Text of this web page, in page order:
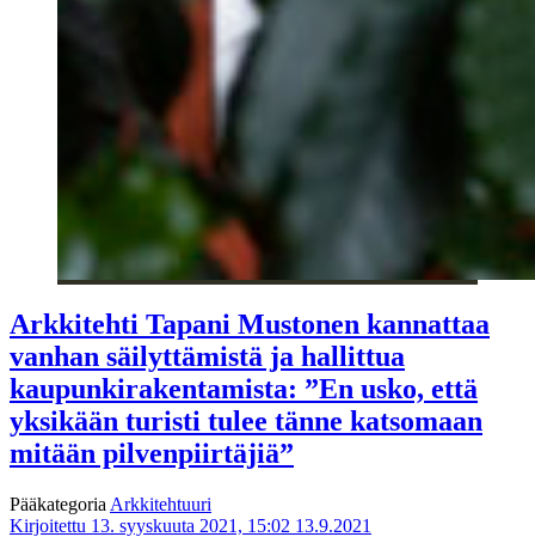
Arkkitehti Tapani Mustonen kannattaa
vanhan säilyttämistä ja hallittua
kaupunkirakentamista: ”En usko, että
yksikään turisti tulee tänne katsomaan
mitään pilvenpiirtäjiä”
Pääkategoria Arkkitehtuuri
Kirjoitettu 13. syyskuuta 2021, 15:02 13.9.2021